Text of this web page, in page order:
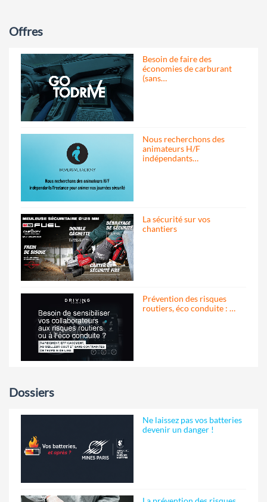
Offres
Besoin de faire des
économies de carburant
(sans…
Nous recherchons des
animateurs H/F
indépendants…
La sécurité sur vos
chantiers
Prévention des risques
routiers, éco conduite : …
Dossiers
Ne laissez pas vos batteries
devenir un danger !